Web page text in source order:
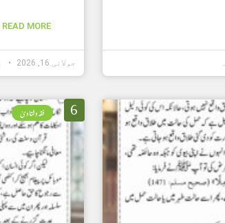
READ MORE »
جولائی 16, 2026
6 فقہ وفتاویٰ